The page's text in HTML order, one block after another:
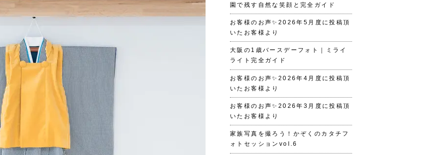
園で残す自然な笑顔と完全ガイド
お客様のお声✨2026年5月度に投稿頂
いたお客様より
大阪の1歳バースデーフォト｜ミライ
ライト完全ガイド
お客様のお声✨2026年4月度に投稿頂
いたお客様より
お客様のお声✨2026年3月度に投稿頂
いたお客様より
家族写真を撮ろう！かぞくのカタチフ
ォトセッションvol.6